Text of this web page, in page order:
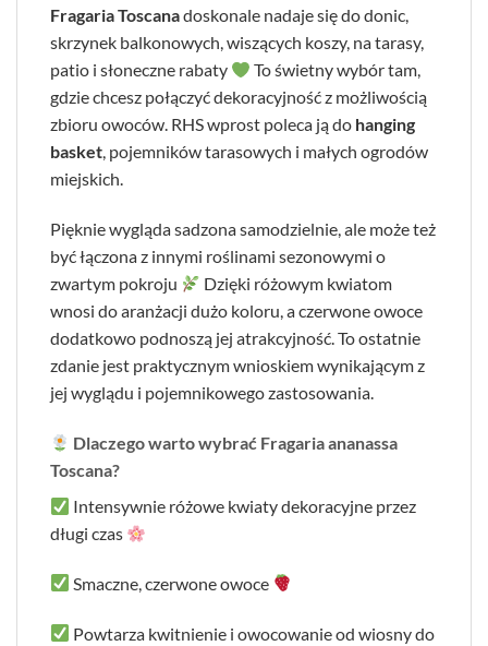
Fragaria Toscanadoskonale nadaje się do donic,
skrzynek balkonowych, wiszących koszy, na tarasy,
patio i słoneczne rabaty
To świetny wybór tam,
gdzie chcesz połączyć dekoracyjność z możliwością
zbioru owoców. RHS wprost poleca ją do hanging
basket, pojemników tarasowych i małych ogrodów
miejskich.
Pięknie wygląda sadzona samodzielnie, ale może też
być łączona z innymi roślinami sezonowymi o
zwartym pokroju
Dzięki różowym kwiatom
wnosi do aranżacji dużo koloru, a czerwone owoce
dodatkowo podnoszą jej atrakcyjność. To ostatnie
zdanie jest praktycznym wnioskiem wynikającym z
jej wyglądu i pojemnikowego zastosowania.
Dlaczego warto wybrać Fragaria ananassa
Toscana?
Intensywnie różowe kwiaty dekoracyjne przez
długi czas
Smaczne, czerwone owoce
Powtarza kwitnienie i owocowanie od wiosny do